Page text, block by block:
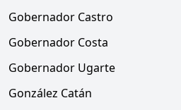
Gobernador Castro
Gobernador Costa
Gobernador Ugarte
González Catán